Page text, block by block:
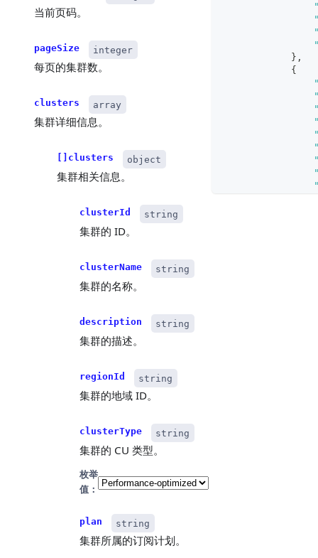
当前页码。
pageSize integer
每页的集群数。
clusters array
集群详细信息。
[]clusters object
集群相关信息。
clusterId string
集群的 ID。
clusterName string
集群的名称。
description string
集群的描述。
regionId string
集群的地域 ID。
clusterType string
集群的 CU 类型。
枚举
值：
plan string
集群所属的订阅计划。
} ,
{